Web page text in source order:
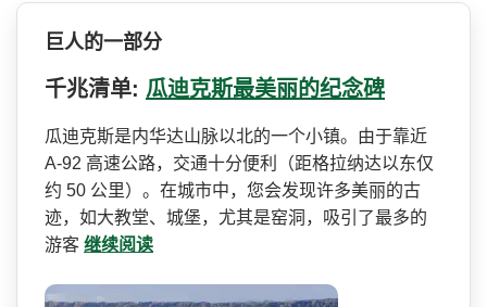
巨人的一部分
千兆清单: 瓜迪克斯最美丽的纪念碑
瓜迪克斯是内华达山脉以北的­一个小镇。由于靠近
A-92 高速公路，交通十分便利（距­格拉纳达以东仅
约 50 公里）。在城市中，您会发现­许多美丽的古
迹，如大教堂、城堡，尤其是窑洞，吸引­了最多的
游客 继续阅读